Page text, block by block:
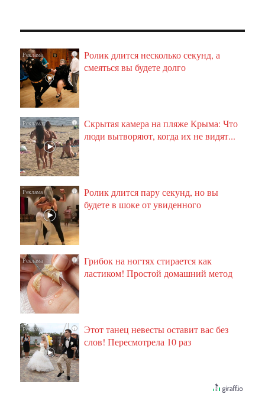
i
Ролик длится несколько секунд, а
смеяться вы будете долго
i
Скрытая камера на пляже Крыма: Что
люди вытворяют, когда их не видят...
i
Ролик длится пару секунд, но вы
будете в шоке от увиденного
i
Грибок на ногтях стирается как
ластиком! Простой домашний метод
i
Этот танец невесты оставит вас без
слов! Пересмотрела 10 раз